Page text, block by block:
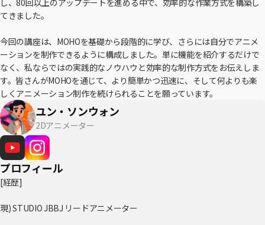
てきました。
今回の講座は、MOHOを基礎から段階的に学び、さらには自分でアニメ
ーションを制作できるように構成しました。単に機能を紹介するだけで
なく、私ならではの実践的なノウハウと効率的な制作方式をお伝えしま
す。皆さんがMOHOを通じて、より簡単かつ迅速に、そして何よりも楽
しくアニメーション制作を続けられることを願っています。
ユン・ソンウォン
2Dアニメーター
プロフィール
[経歴]
現) STUDIO JBBJ リードアニメーター